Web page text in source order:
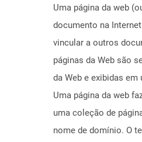
Uma página da web
documento na
vincular a outros
páginas da Web são
da Web e exibidas em
Uma página da web
uma coleção de
nome de domínio. O